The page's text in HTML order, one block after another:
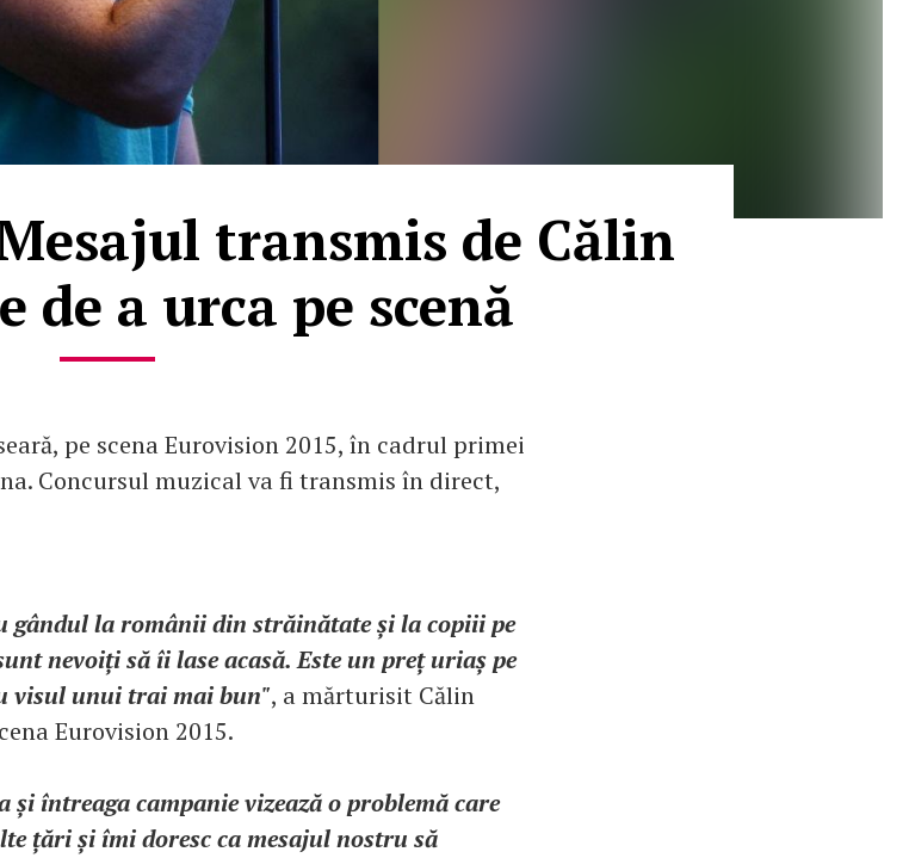
transmis de Călin
de a urca pe scenă
pe scena Eurovision 2015, în cadrul primei
Concursul muzical va fi transmis în direct,
gândul la românii din străinătate și la copiii pe
nevoiți să îi lase acasă. Este un preț uriaș pe
visul unui trai mai bun", a mărturisit Călin
Eurovision 2015.
întreaga campanie vizează o problemă care
țări și îmi doresc ca mesajul nostru să